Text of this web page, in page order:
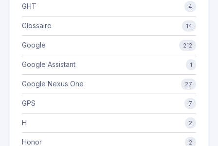
GHT 4
Glossaire 14
Google 212
Google Assistant 1
Google Nexus One 27
GPS 7
H 2
Honor 2